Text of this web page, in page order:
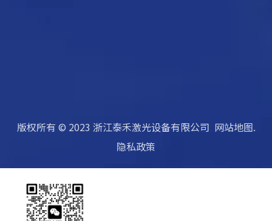
版权所有 © 2023 浙江泰禾激光设备有限公司 网站地图.
隐私政策